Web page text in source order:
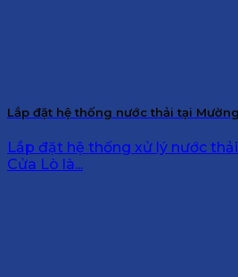
Lắp đặt hệ thống nước thải tại
Lắp đặt hệ thống xử lý nước
Cửa Lò là...